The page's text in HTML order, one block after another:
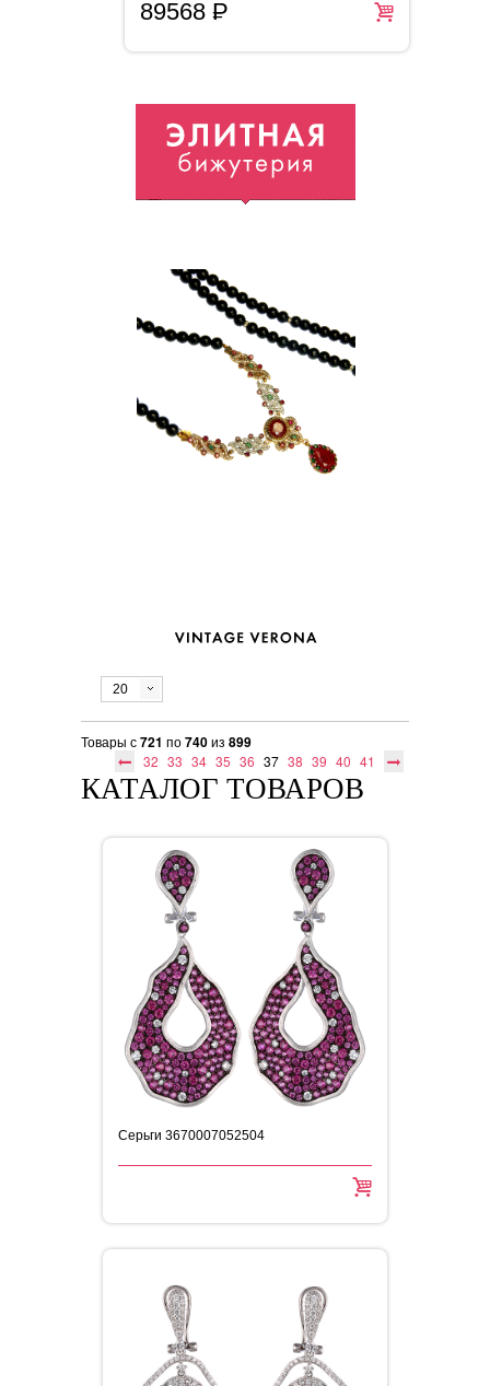
89568 =
P
20
Товары с721 по740из 899
32 33 34 35 36 37 38 39 40 41
КАТАЛОГ ТОВАРОВ
Серьги 3670007052504